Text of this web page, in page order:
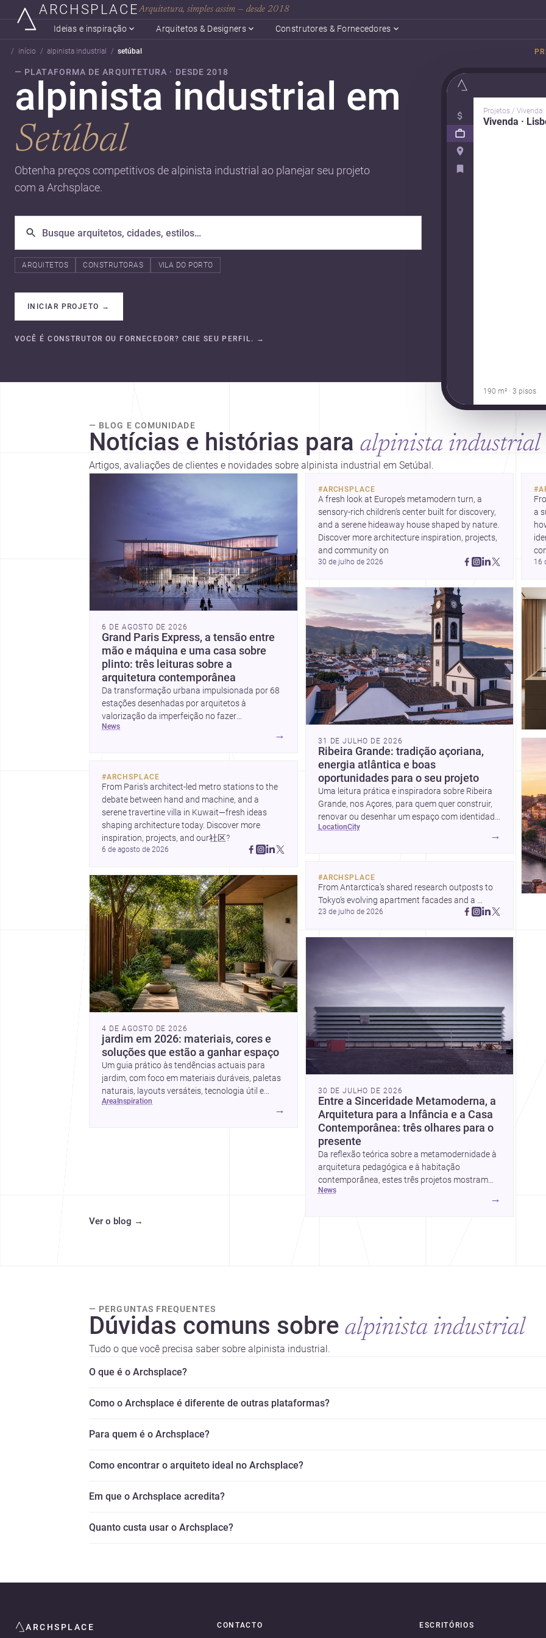
ARCHSPLACEArquitetura, simples assim — desde 2018
Ideias e inspiração Arquitetos & Designers Construtores & Fornecedores
início alpinista industrial setúbal
— PLATAFORMA DE ARQUITETURA · DESDE 2018
alpinista industrial em
Setúbal
Obtenha preços competitivos de alpinista industrial ao planejar seu projeto
com a Archsplace.
ARQUITETOS CONSTRUTORAS VILA DO PORTO
INICIAR PROJETO →
VOCÊ É CONSTRUTOR OU FORNECEDOR? CRIE SEU PERFIL. →
Projetos / Vivenda
Vivenda ·
190 m² · 3 pisos
— BLOG E COMUNIDADE
Notícias e histórias para alpinista industrial
Artigos, avaliações de clientes e novidades sobre alpinista industrial em Setúbal.
6 DE AGOSTO DE 2026
Grand Paris Express, a tensão entre
mão e máquina e uma casa sobre
plinto: três leituras sobre a
arquitetura contemporânea
Da transformação urbana impulsionada por 68
estações desenhadas por arquitetos à
valorização da imperfeição no fazer
arquitetónico, estas três histórias mostram
como a disciplina continua a reinventar cidades,
base, topografia e espaço doméstico revela uma
abordagem subtil e contemporânea.
news
→
#ARCHSPLACE
From Paris’s architect-led metro stations to the
debate between hand and machine, and a
serene travertine villa in Kuwait—fresh ideas
shaping architecture today. Discover more
inspiration, projects, and our社区?
6 de agosto de 2026
4 DE AGOSTO DE 2026
jardim em 2026: materiais, cores e
soluções que estão a ganhar espaço
Um guia prático às tendências actuais para
jardim, com foco em materiais duráveis, paletas
naturais, layouts versáteis, tecnologia útil e
formas simples de actualizar sem obras totais.
area inspiration
→
#ARCHSPLACE
A fresh look at Europe’s metamodern turn, a
sensory-rich children’s center built for discovery,
and a serene hideaway house shaped by nature.
Discover more architecture inspiration, projects,
30 de julho de 2026
31 DE JULHO DE 2026
Ribeira Grande: tradição açoriana,
energia atlântica e boas
oportunidades para o seu projeto
Uma leitura prática e inspiradora sobre Ribeira
Grande, nos Açores, para quem quer construir,
renovar ou desenhar um espaço com identidade
local.
location city
→
#ARCHSPLACE
From Antarctica’s shared research outposts to
Tokyo’s evolving apartment facades and a
terraced home in Amman, these projects show
community. Discover more ideas,
23 de julho de 2026
30 DE JULHO DE 2026
Entre a Sinceridade Metamoderna, a
Arquitetura para a Infância e a Casa
Contemporânea: três olhares para o
presente
Da reflexão teórica sobre a metamodernidade à
arquitetura pedagógica e à habitação
contemporânea, estes três projetos mostram
como o desenho responde hoje a emoção, uso e
news
→
#
a
16
Ver o blog →
— PERGUNTAS FREQUENTES
Dúvidas comuns sobre alpinista industrial
Tudo o que você precisa saber sobre alpinista industrial.
O que é o Archsplace?
Como o Archsplace é diferente de outras plataformas?
Para quem é o Archsplace?
Como encontrar o arquiteto ideal no Archsplace?
Em que o Archsplace acredita?
Quanto custa usar o Archsplace?
ARCHSPLACE CONTACTO ESCRITÓRIOS